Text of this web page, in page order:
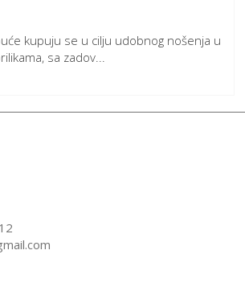
kupuju se u cilju udobnog nošenja u
sa zadov...